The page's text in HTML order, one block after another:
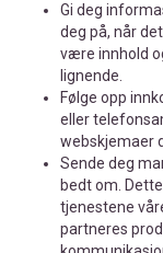
Gi deg
deg på, når
være innhold
lignende.
Følge opp
eller
webskjemaer
Sende deg
bedt om.
tjenestene
partneres